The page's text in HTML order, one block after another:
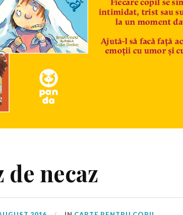
de necaz